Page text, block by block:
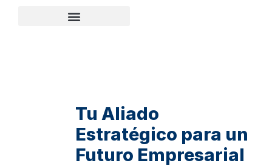
Tu Aliado
Estratégico para un
Futuro Empresarial